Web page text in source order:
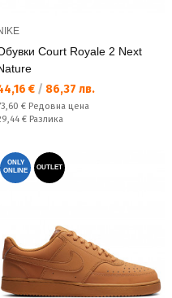
Court Royale 2 Next
цена:
€ / 86,37 лв.
цена:
€ Редовна цена
€ Разлика
ONLY
ONLINE
OUTLET